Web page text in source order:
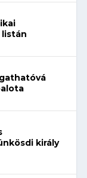
listán
király